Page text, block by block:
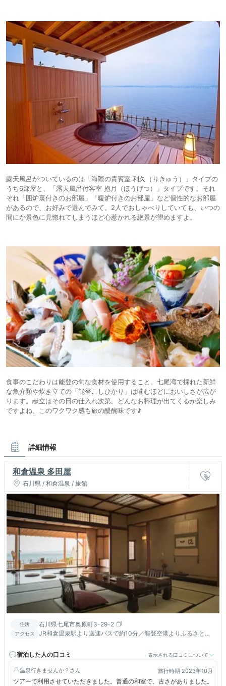
露天風呂がついているのは「海際の貴賓室 利久（りきゅう）」タイプの
うち6部屋と、「露天風呂付客室 抱月（ほうげつ）」タイプです。それ
ぞれ「囲炉裏付きのお部屋」「暖炉付きのお部屋」など個性的なお部屋
があるので、お好みで選んでみて。2人でおしゃべりしていても、いつの
間にか景色に見惚れてしまうほど心惹かれる絶景が望めますよ。
食事のこだわりは能登の旬な食材を使用すること。七尾湾で採れた新鮮
な魚介類や炊き立ての「能登こしひかり」は噛むほどにおいしさが広が
ります。献立はその日の仕入れ次第。どんなお料理が出てくるか楽しみ
ですよね。このワクワク感も旅の醍醐味です♪
詳細情報
和倉温泉 多田屋
石川県 / 和倉温泉 / 旅館
住所 石川県七尾市奥原町3-29-2
アクセス
JR和倉温泉駅より送迎バスで約10分／能登空港よりふるさとタ
宿泊した人の口コミ
表示される口コミについて
温泉行きませんか？ 旅行時期 2023年10月
ツアーで利用させていただきました。普通の和室で、古さがありました。